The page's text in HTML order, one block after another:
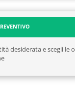
desiderata e scegli le